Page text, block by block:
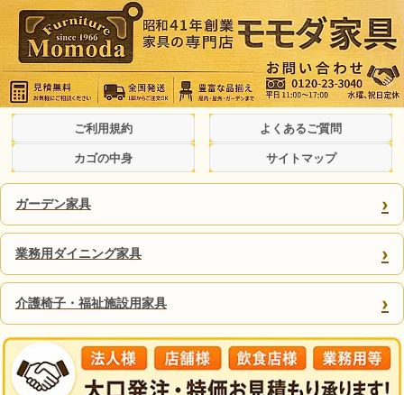
ご利用規約 よくあるご質問
カゴの中身 サイトマップ
ガーデン家具 ›
業務用ダイニング家具 ›
介護椅子・福祉施設用家具 ›